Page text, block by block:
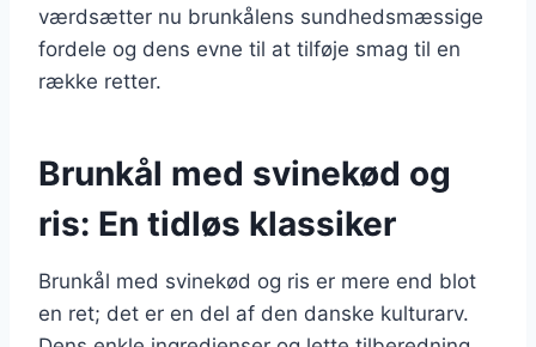
værdsætter nu brunkålens sundhedsmæssige
fordele og dens evne til at tilføje smag til en
række retter.
Brunkål med svinekød og
ris: En tidløs klassiker
Brunkål med svinekød og ris er mere end blot
en ret; det er en del af den danske kulturarv.